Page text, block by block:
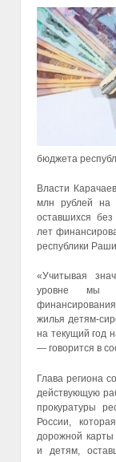
бюджета
Власти
млн рублей на
оставшихся
лет
республики
«Учитывая
уровне мы
жилья детям-
на текущий год
— говорится в
Глава региона
действующую
прокуратуры
России,
дорожной
и детям,